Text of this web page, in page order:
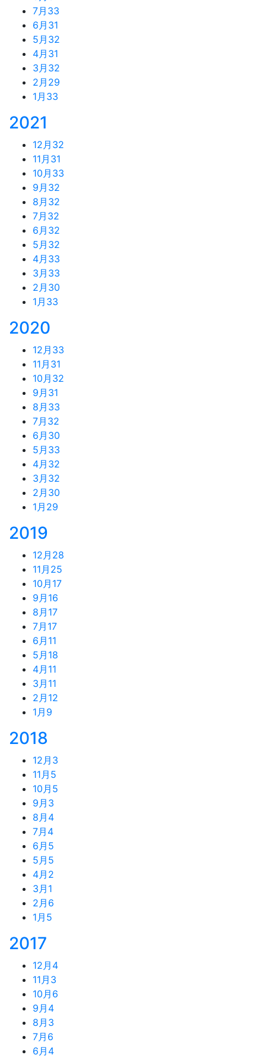
7月 33
6月 31
5月 32
4月 31
3月 32
2月 29
1月 33
2021
12月 32
11月 31
10月 33
9月 32
8月 32
7月 32
6月 32
5月 32
4月 33
3月 33
2月 30
1月 33
2020
12月 33
11月 31
10月 32
9月 31
8月 33
7月 32
6月 30
5月 33
4月 32
3月 32
2月 30
1月 29
2019
12月 28
11月 25
10月 17
9月 16
8月 17
7月 17
6月 11
5月 18
4月 11
3月 11
2月 12
1月 9
2018
12月 3
11月 5
10月 5
9月 3
8月 4
7月 4
6月 5
5月 5
4月 2
3月 1
2月 6
1月 5
2017
12月 4
11月 3
10月 6
9月 4
8月 3
7月 6
6月 4